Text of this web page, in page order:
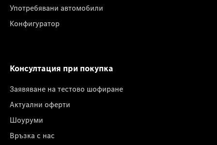
Употребявани автомобили
Конфигуратор
Консултация при покупка
Заявяване на тестово шофиране
Актуални оферти
Шоуруми
Връзка с нас